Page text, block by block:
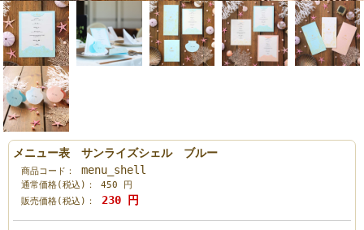
メニュー表 サンライズシェル ブルー
商品コード： menu_shell
通常価格(税込)： 450 円
販売価格(税込)：
230 円